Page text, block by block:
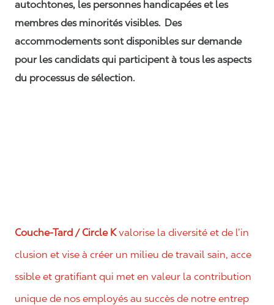
autochtones, les personnes handicapées et les
membres des minorités visibles. Des
accommodements sont disponibles sur demande
pour les candidats qui participent à tous les aspects
du processus de sélection.
Couche-Tard / Circle Kvalorise la diversité et de l’in
clusion et vise à créer un milieu de travail sain, acce
ssible et gratifiant qui met en valeur la contribution
unique de nos employés au succès de notre entrep